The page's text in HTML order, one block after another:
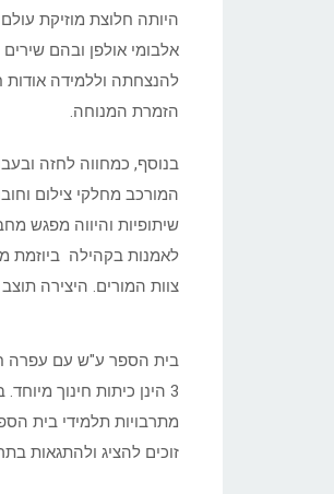
אלבומי אולפן ובהם
להנצחתה וללמידה אודות
הזמרת המנוחה.
המורכב מחלקי צילום
שיתופיות והיווה מפגש
לאמנות בקהילה ביוזמת
צוות המורים. היצירה
3 הינן כיתות חינוך
מתרבויות תלמידי בית
זוכים להציג ולהתגאות